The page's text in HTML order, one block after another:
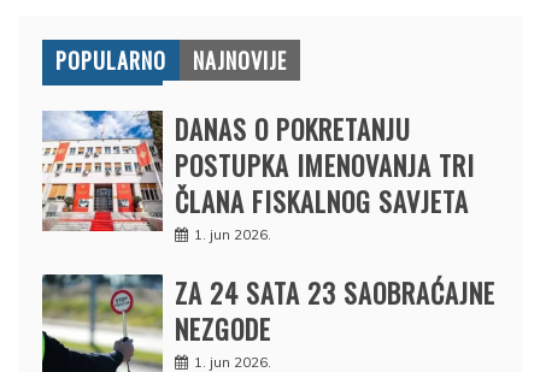
POPULARNO NAJNOVIJE
DANAS O POKRETANJU
POSTUPKA IMENOVANJA TRI
ČLANA FISKALNOG SAVJETA
1. jun 2026.
ZA 24 SATA 23 SAOBRAĆAJNE
NEZGODE
1. jun 2026.